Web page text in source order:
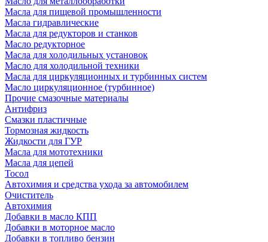
Масла для пищевой промышленности
Масла гидравлические
Масла для редукторов и станков
Масло редукторное
Масла для холодильных установок
Масло для холодильной техники
Масла для циркуляционных и турбинных систем
Масло циркуляционное (турбинное)
Прочие смазочные материалы
Антифриз
Смазки пластичные
Тормозная жидкость
Жидкости для ГУР
Масла для мототехники
Масла для цепей
Тосол
Автохимия и средства ухода за автомобилем
Очиститель
Автохимия
Добавки в масло КПП
Добавки в моторное масло
Добавки в топливо бензин